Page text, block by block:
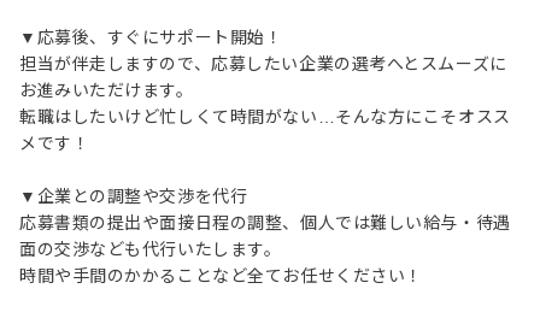
▼応募後、すぐにサポート開始！
担当が伴走しますので、応募したい企業の選考へとスムーズに
お進みいただけます。
転職はしたいけど忙しくて時間がない…そんな方にこそオスス
メです！
▼企業との調整や交渉を代行
応募書類の提出や面接日程の調整、個人では難しい給与・待遇
面の交渉なども代行いたします。
時間や手間のかかることなど全てお任せください！